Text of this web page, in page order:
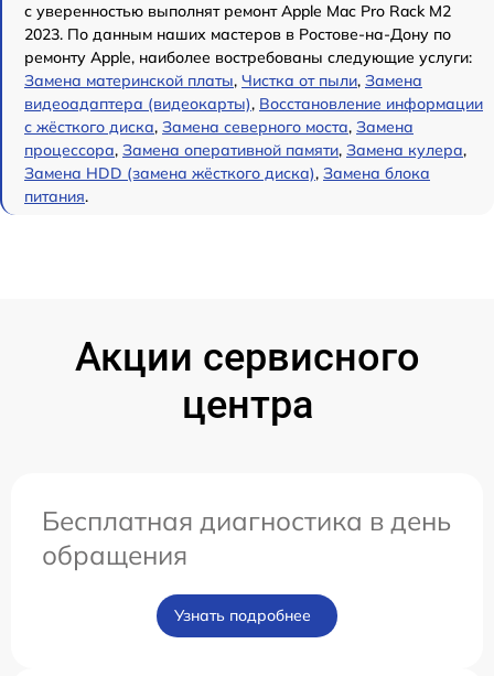
с уверенностью выполнят ремонт Apple Mac Pro Rack M2
2023. По данным наших мастеров в Ростове-на-Дону по
ремонту Apple, наиболее востребованы следующие услуги:
Замена материнской платы, Чистка от пыли, Замена
видеоадаптера (видеокарты), Восстановление информации
с жёсткого диска, Замена северного моста, Замена
процессора, Замена оперативной памяти, Замена кулера,
Замена HDD (замена жёсткого диска), Замена блока
питания.
Акции сервисного
центра
Бесплатная диагностика в день
обращения
Узнать подробнее